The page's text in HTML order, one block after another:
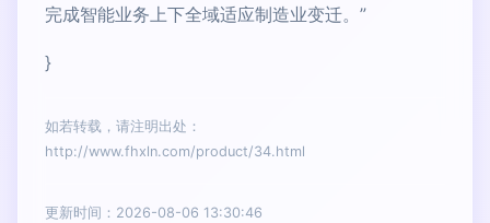
完成智能业务上下全域适应制造业变迁。”
}
如若转载，请注明出处：
http://www.fhxln.com/product/34.html
更新时间：2026-08-06 13:30:46